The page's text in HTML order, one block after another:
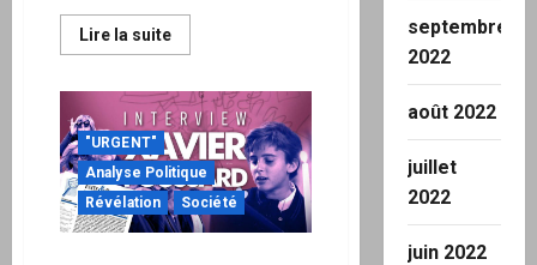
Lire la suiteEn
savoir
COLLOQUE
PLACE
D’ARMES
:
INTERVENTION
DE
CHARLES
GAVE
"URGENT"
Analyse Politique
Révélation
Société
septembre
2022
août 2022
juillet
2022
juin 2022